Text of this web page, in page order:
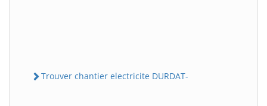
Trouver chantier electricite DURDAT-